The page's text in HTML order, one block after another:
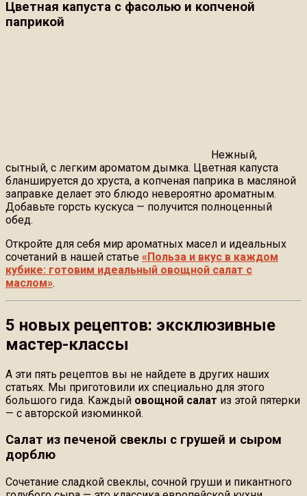
Цветная капуста с фасолью и копченой
паприкой
Нежный,
сытный, с легким ароматом дымка. Цветная капуста
бланшируется до хруста, а копченая паприка в масляной
заправке делает это блюдо невероятно ароматным.
Добавьте горсть кускуса — получится полноценный
обед.
Откройте для себя мир ароматных масел и идеальных
сочетаний в нашей статье «Польза и вкус в каждом
кубике: готовим идеальный овощной салат с
маслом».
5 новых рецептов: эксклюзивные
мастер-классы
А эти пять рецептов вы не найдете в других наших
статьях. Мы приготовили их специально для этого
большого гида. Каждый овощной салат из этой пятерки
— с авторской изюминкой.
Салат из печеной свеклы с грушей и сыром
дорблю
Сочетание сладкой свеклы, сочной груши и пикантного